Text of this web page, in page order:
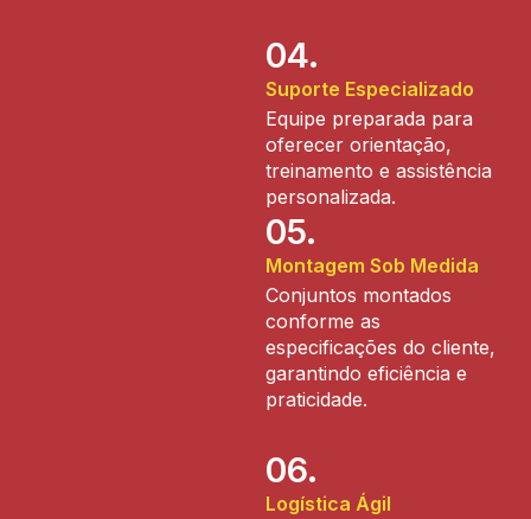
04.
Suporte Especializado
Equipe preparada para
oferecer orientação,
treinamento e assistência
personalizada.
05.
Montagem Sob Medida
Conjuntos montados
conforme as
especificações do cliente,
garantindo eficiência e
praticidade.
06.
Logística Ágil